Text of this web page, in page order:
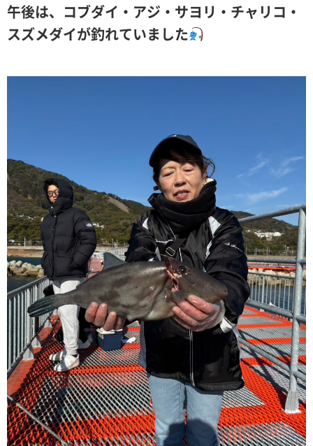
午後は、コブダイ・アジ・サヨリ・チャリコ・
スズメダイが釣れていました